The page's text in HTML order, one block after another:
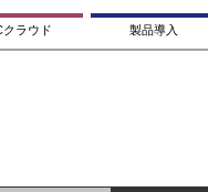
クラウド 製品導入